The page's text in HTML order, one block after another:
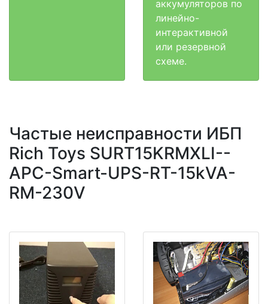
аккумуляторов по
линейно-
интерактивной
или резервной
схеме.
Частые неисправности ИБП
Rich Toys SURT15KRMXLI--
APC-Smart-UPS-RT-15kVA-
RM-230V